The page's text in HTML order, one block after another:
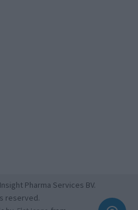
Pharma Services BV.
reserved.